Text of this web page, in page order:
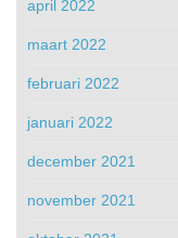
april 2022
maart 2022
februari 2022
januari 2022
december 2021
november 2021